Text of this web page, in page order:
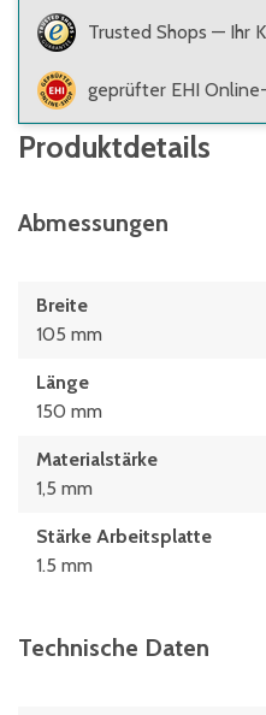
Trusted Shops — Ihr
geprüfter EHI
Produktdetails
Abmessungen
Breite
105 mm
Länge
150 mm
Materialstärke
1,5 mm
Stärke Arbeitsplatte
1.5 mm
Technische Daten